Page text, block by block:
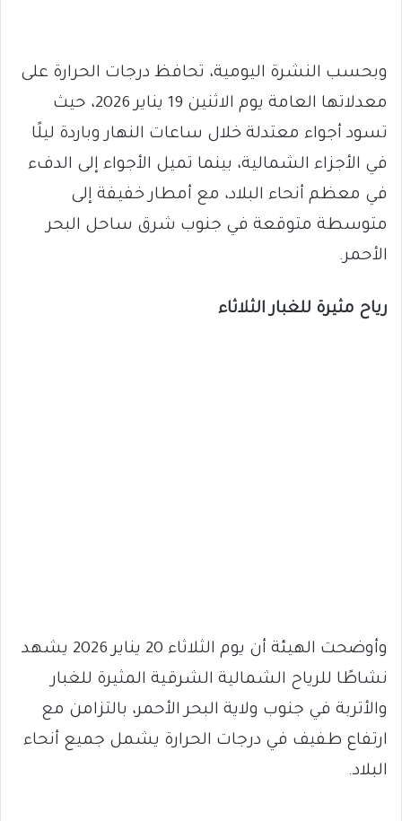
وبحسب النشرة اليومية، تحافظ درجات الحرارة على
معدلاتها العامة يوم الاثنين 19 يناير 2026، حيث
تسود أجواء معتدلة خلال ساعات النهار وباردة ليلًا
في الأجزاء الشمالية، بينما تميل الأجواء إلى الدفء
في معظم أنحاء البلاد، مع أمطار خفيفة إلى
متوسطة متوقعة في جنوب شرق ساحل البحر
الأحمر.
رياح مثيرة للغبار الثلاثاء
وأوضحت الهيئة أن يوم الثلاثاء 20 يناير 2026 يشهد
نشاطًا للرياح الشمالية الشرقية المثيرة للغبار
والأتربة في جنوب ولاية البحر الأحمر، بالتزامن مع
ارتفاع طفيف في درجات الحرارة يشمل جميع أنحاء
البلاد.